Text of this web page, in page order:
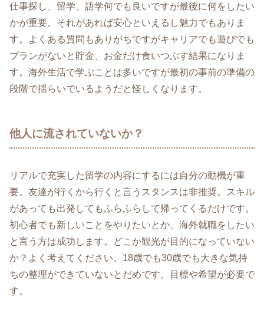
仕事探し、留学、語学何でも良いですが最後に何をしたい
かが重要。それがあれば安心といえるし魅力でもありま
す。よくある質問もありがちですがキャリアでも遊びでも
プランがないと貯金、お金だけ食いつぶす結果になりま
す。海外生活で学ぶことは多いですが最初の事前の準備の
段階で揺らいでいるようだと怪しくなります。
他人に流されていないか？
リアルで充実した留学の内容にするには自分の動機が重
要。友達が行くから行くと言うスタンスは非推奨。スキル
があっても出発してもふらふらして帰ってくるだけです。
初心者でも新しいことをやりたいとか、海外就職をしたい
と言う方は成功します。どこか観光が目的になっていない
か？よく考えてください。18歳でも30歳でも大きな気持
ちの整理ができていないとだめです。目標や希望が必要で
す。